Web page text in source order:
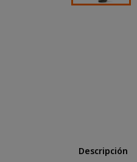
Descripción